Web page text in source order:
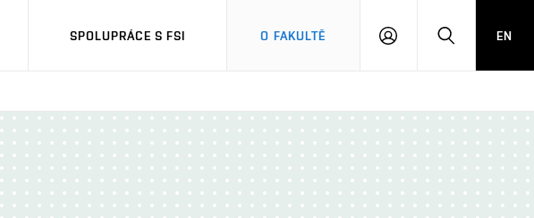
SPOLUPRÁCE S FSI O FAKULTĚ
PŘIHLÁŠENÍHLEDAT
EN